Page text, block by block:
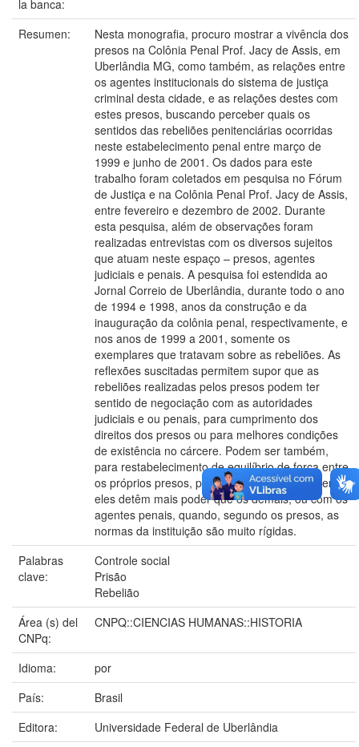
la banca:
Resumen:
Nesta monografia, procuro mostrar a vivência dos
presos na Colônia Penal Prof. Jacy de Assis, em
Uberlândia MG, como também, as relações entre
os agentes institucionais do sistema de justiça
criminal desta cidade, e as relações destes com
estes presos, buscando perceber quais os
sentidos das rebeliões penitenciárias ocorridas
neste estabelecimento penal entre março de
1999 e junho de 2001. Os dados para este
trabalho foram coletados em pesquisa no Fórum
de Justiça e na Colônia Penal Prof. Jacy de Assis,
entre fevereiro e dezembro de 2002. Durante
esta pesquisa, além de observações foram
realizadas entrevistas com os diversos sujeitos
que atuam neste espaço – presos, agentes
judiciais e penais. A pesquisa foi estendida ao
Jornal Correio de Uberlândia, durante todo o ano
de 1994 e 1998, anos da construção e da
inauguração da colônia penal, respectivamente, e
nos anos de 1999 a 2001, somente os
exemplares que tratavam sobre as rebeliões. As
reflexões suscitadas permitem supor que as
rebeliões realizadas pelos presos podem ter
sentido de negociação com as autoridades
judiciais e ou penais, para cumprimento dos
direitos dos presos ou para melhores condições
de existência no cárcere. Podem ser também,
para restabelecimento de equilíbrio de força entre
os próprios presos, perdido quando alguns dentre
eles detêm mais poder que os demais, ou com os
agentes penais, quando, segundo os presos, as
normas da instituição são muito rígidas.
Palabras
clave:
Controle social
Prisão
Rebelião
Área (s) del
CNPq:
CNPQ::CIENCIAS HUMANAS::HISTORIA
Idioma:
por
País:
Brasil
Editora:
Universidade Federal de Uberlândia